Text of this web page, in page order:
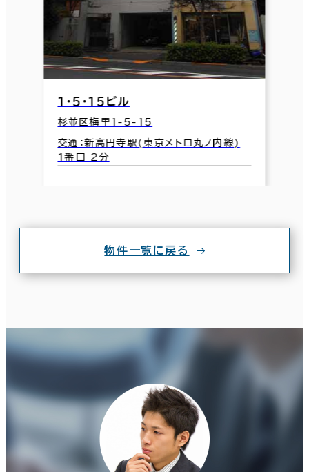
１・５・１５ビル
杉並区梅里1-5-15
交通：新高円寺駅(東京メトロ丸ノ内線)
1番口 2分
物件一覧に戻る